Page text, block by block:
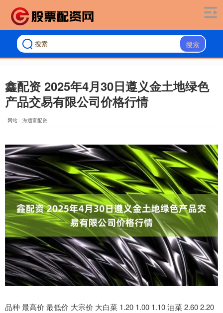
搜索
鑫配资 2025年4月30日遵义金土地绿色
产品交易有限公司价格行情
网站：海通富配资
品种 最高价 最低价 大宗价 大白菜 1.20 1.00 1.10 油菜 2.60 2.20